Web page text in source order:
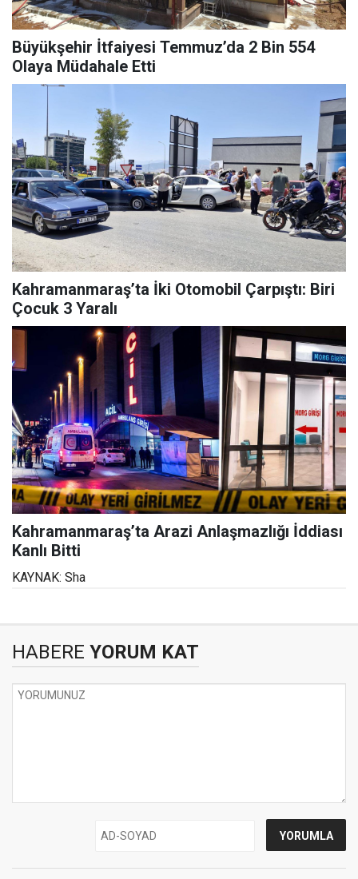
Büyükşehir İtfaiyesi Temmuz’da 2 Bin 554
Olaya Müdahale Etti
Kahramanmaraş’ta İki Otomobil Çarpıştı: Biri
Çocuk 3 Yaralı
Kahramanmaraş’ta Arazi Anlaşmazlığı İddiası
Kanlı Bitti
KAYNAK: Sha
HABERE YORUM KAT